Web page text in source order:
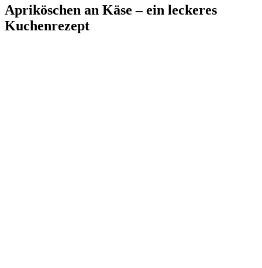
Apriköschen an Käse – ein leckeres
Kuchenrezept